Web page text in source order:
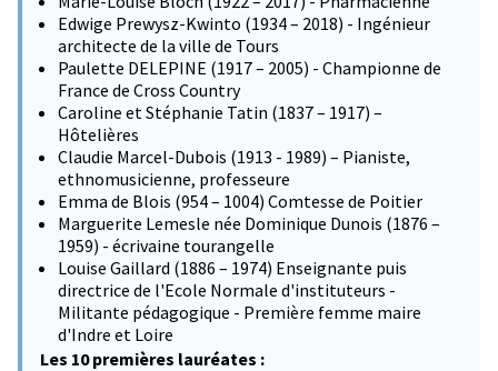
Edwige Prewysz-Kwinto (1934 – 2018) - Ingénieur
architecte de la ville de Tours
Paulette DELEPINE (1917 – 2005) - Championne de
France de Cross Country
Caroline et Stéphanie Tatin (1837 – 1917) –
Hôtelières
Claudie Marcel-Dubois (1913 - 1989) – Pianiste,
ethnomusicienne, professeure
Emma de Blois (954 – 1004) Comtesse de Poitier
Marguerite Lemesle née Dominique Dunois (1876 –
1959) - écrivaine tourangelle
Louise Gaillard (1886 – 1974) Enseignante puis
directrice de l'Ecole Normale d'instituteurs -
Militante pédagogique - Première femme maire
d'Indre et Loire
Les 10 premières lauréates :